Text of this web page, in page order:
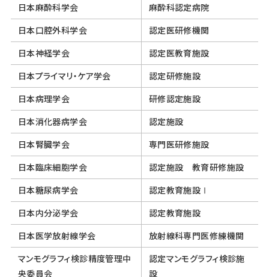
日本麻酔科学会
麻酔科認定病院
日本口腔外科学会
認定医研修機関
日本神経学会
認定医教育施設
日本プライマリ・ケア学会
認定研修施設
日本病理学会
研修認定施設
日本消化器病学会
認定施設
日本腎臓学会
専門医研修施設
日本臨床細胞学会
認定施設 教育研修施設
日本糖尿病学会
認定教育施設Ⅰ
日本内分泌学会
認定教育施設
日本医学放射線学会
放射線科専門医修練機関
マンモグラフィ検診精度管理中
央委員会
認定マンモグラフィ検診施
設